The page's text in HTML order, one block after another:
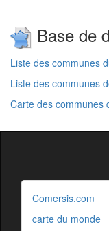
Base de
Liste des communes
Liste des communes
Carte des communes
Comersis.com
carte du monde